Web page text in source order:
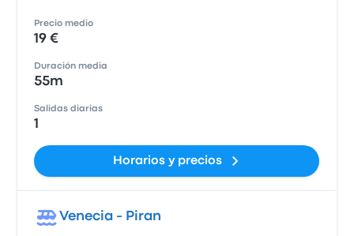
Precio medio
19 €
Duración media
55m
Salidas diarias
1
Horarios y precios
Venecia - Piran